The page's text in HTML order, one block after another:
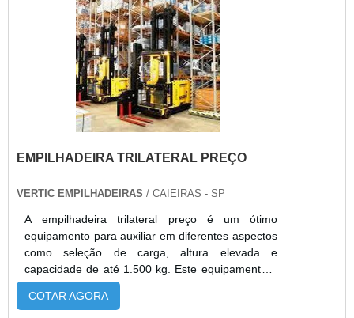
flexibilidade, redução de custos, manutenção
preventiva inclusa e suporte técnico
especializado, atendendo demandas sazonais ou
projetos específicos com agilidade e segurança.
EMPILHADEIRA TRILATERAL PREÇO
VERTIC EMPILHADEIRAS / CAIEIRAS - SP
A empilhadeira trilateral preço é um ótimo
equipamento para auxiliar em diferentes aspectos
como seleção de carga, altura elevada e
capacidade de até 1.500 kg. Este equipamento é
moderno e oferece regeneração de bateria
durante a frenagem. Os mastros duplex e triplex
COTAR AGORA